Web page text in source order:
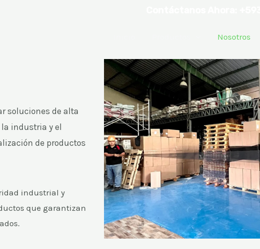
Nosotros
soluciones de alta
industria y el
de productos
industrial y
que garantizan